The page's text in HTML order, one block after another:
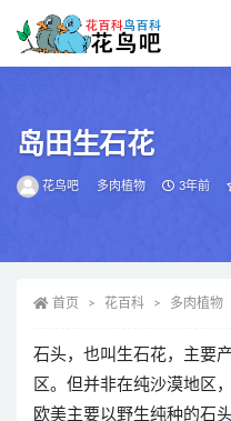
岛田生石花
花鸟吧 多肉植物 3年前
首页 花百科 多肉植物
石头，也叫生石花，主要
区。但并非在纯沙漠地区
欧美主要以野生纯种的石头